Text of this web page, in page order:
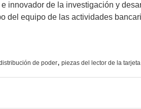
innovador de la investigación y
del equipo de las actividades
de poder, piezas del lector de la